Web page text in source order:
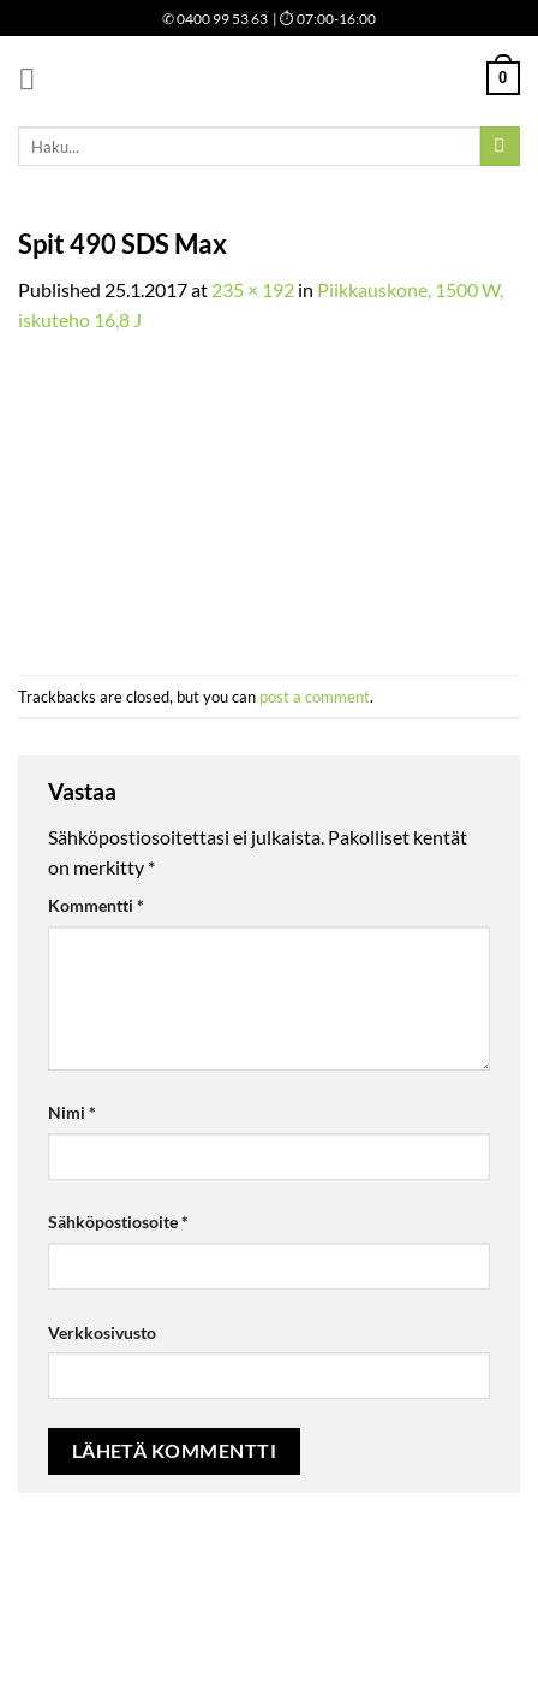
to
content
✆0400 99 53 63 | ⏱ 07:00-16:00
0
Etsi:
Spit 490 SDS Max
Published 25.1.2017at 235 × 192 in Piikkauskone, 1500 W,
iskuteho 16,8 J
Trackbacks are closed, but you can post a comment.
Vastaa
Sähköpostiosoitettasi ei julkaista. Pakolliset kentät
on merkitty *
Kommentti *
Nimi *
Sähköpostiosoite*
Verkkosivusto